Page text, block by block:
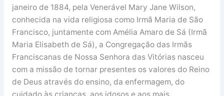
janeiro de 1884, pela Venerável Mary Jane Wilson,
conhecida na vida religiosa como Irmã Maria de São
Francisco, juntamente com Amélia Amaro de Sá (Irmã
Maria Elisabeth de Sá), a Congregação das Irmãs
Franciscanas de Nossa Senhora das Vitórias nasceu
com a missão de tornar presentes os valores do Reino
de Deus através do ensino, da enfermagem, do